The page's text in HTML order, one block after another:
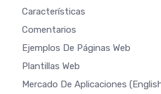
Características
Comentarios
Ejemplos De Páginas Web
Plantillas Web
Mercado De Aplicaciones